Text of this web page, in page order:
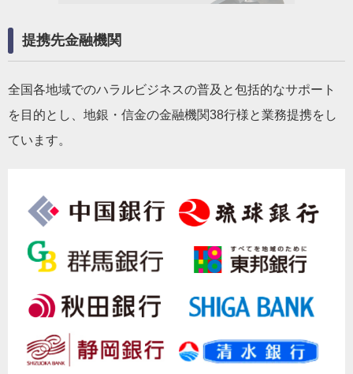
提携先金融機関
全国各地域でのハラルビジネスの普及と包括的なサポート
を目的とし、地銀・信金の金融機関38行様と業務提携をし
ています。